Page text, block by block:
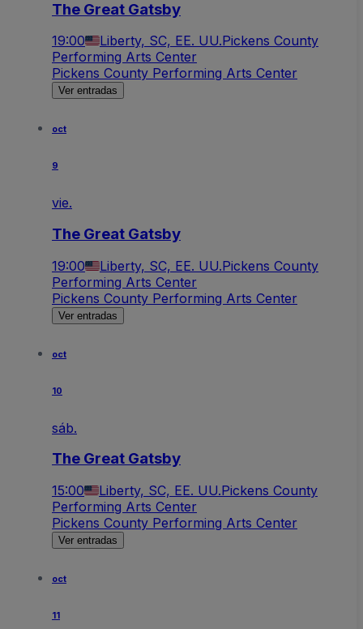
The Great Gatsby
19:00 Liberty, SC, EE. UU.Pickens County
Performing Arts Center
Pickens County Performing Arts Center
Ver entradas
oct
9
vie.
The Great Gatsby
19:00 Liberty, SC, EE. UU.Pickens County
Performing Arts Center
Pickens County Performing Arts Center
Ver entradas
oct
10
sáb.
The Great Gatsby
15:00 Liberty, SC, EE. UU.Pickens County
Performing Arts Center
Pickens County Performing Arts Center
Ver entradas
oct
11